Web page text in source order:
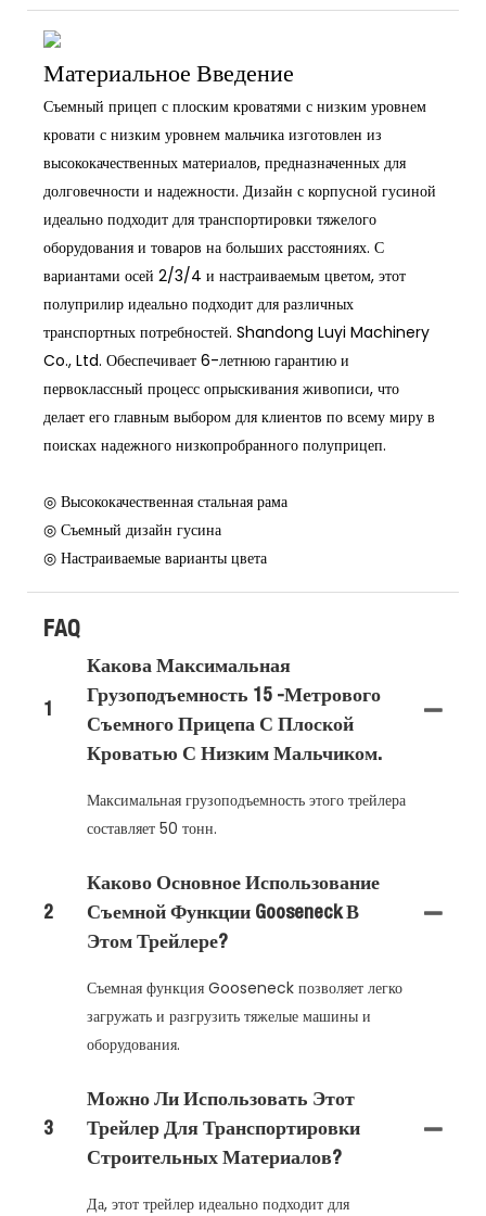
Материальное Введение
Съемный прицеп с плоским кроватями с низким уровнем
кровати с низким уровнем мальчика изготовлен из
высококачественных материалов, предназначенных для
долговечности и надежности. Дизайн с корпусной гусиной
идеально подходит для транспортировки тяжелого
оборудования и товаров на больших расстояниях. С
вариантами осей 2/3/4 и настраиваемым цветом, этот
полуприлир идеально подходит для различных
транспортных потребностей. Shandong Luyi Machinery
Co., Ltd. Обеспечивает 6-летнюю гарантию и
первоклассный процесс опрыскивания живописи, что
делает его главным выбором для клиентов по всему миру в
поисках надежного низкопробранного полуприцеп.
◎ Высококачественная стальная рама
◎ Съемный дизайн гусина
◎ Настраиваемые варианты цвета
FAQ
1
Какова Максимальная
Грузоподъемность 15 -метрового
Съемного Прицепа С Плоской
Кроватью С Низким Мальчиком.
Максимальная грузоподъемность этого трейлера
составляет 50 тонн.
2
Каково Основное Использование
Съемной Функции Gooseneck В
Этом Трейлере?
Съемная функция Gooseneck позволяет легко
загружать и разгрузить тяжелые машины и
оборудования.
3
Можно Ли Использовать Этот
Трейлер Для Транспортировки
Строительных Материалов?
Да, этот трейлер идеально подходит для